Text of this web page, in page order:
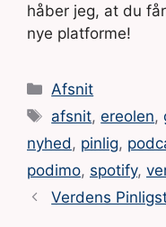
håber jeg, at du
nye platforme!
Kategorier
Afsnit
Tags
afsnit,ereolen,
nyhed , pinlig,
podimo, spotify,
Verdens